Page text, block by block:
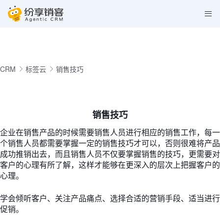
CRM 标签云 销售技巧
销售技巧
企业在销售产品的时候需要销售人员进行相应的销售工作，每一
个销售人员都需要掌握一定的销售技巧才可以，否则很难将产品
成功推销出去，而且销售人员不仅要掌握销售的技巧，更需要对
客户的心理有所了解，这样才能够在更深入的层次上把握客户的
心理。
学会倾听客户、关注产品痛点、选择合适的营销手段、适当进行
促销。